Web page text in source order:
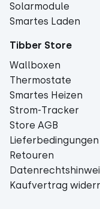
Solarmodule
Smartes Laden
Tibber Store
Wallboxen
Thermostate
Smartes Heizen
Strom-Tracker
Store AGB
Lieferbedingungen
Retouren
Kaufvertrag